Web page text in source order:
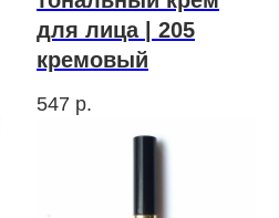
для лица | 205
кремовый
547 р.